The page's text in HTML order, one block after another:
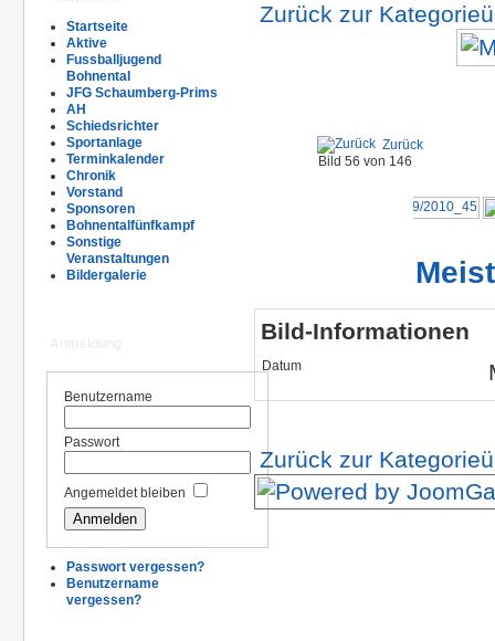
Startseite
Aktive
Fussballjugend
Bohnental
JFG Schaumberg-Prims
AH
Schiedsrichter
Sportanlage
Terminkalender
Chronik
Vorstand
Sponsoren
Bohnentalfünfkampf
Sonstige
Veranstaltungen
Bildergalerie
Benutzername
Passwort
Angemeldet bleiben
Passwort vergessen?
Benutzername
vergessen?
Zurück zur
Zurück
Bild 56 von 146
Bild-Informationen
Datum
Zurück zur